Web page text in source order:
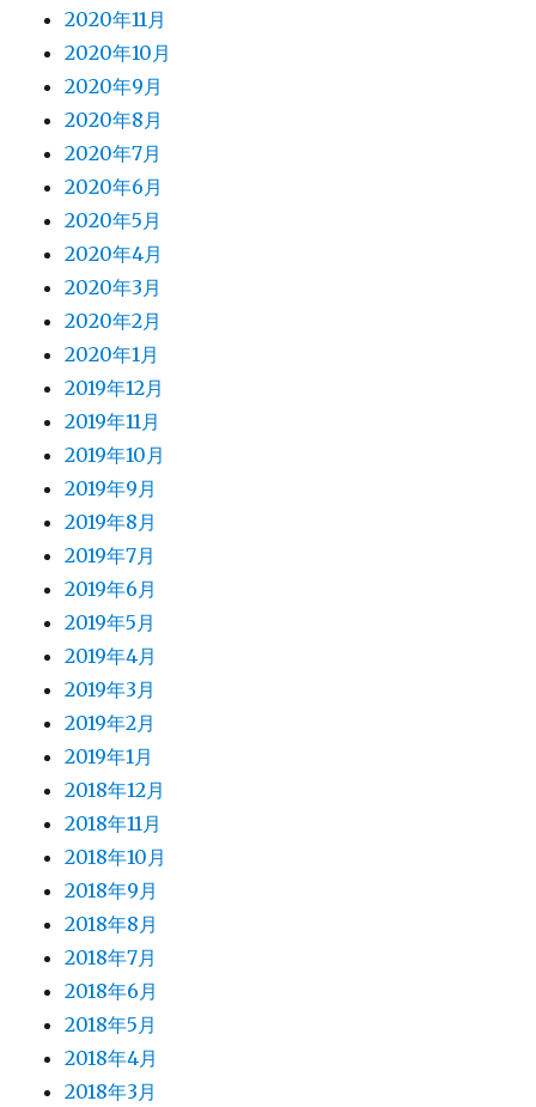
2020年11月
2020年10月
2020年9月
2020年8月
2020年7月
2020年6月
2020年5月
2020年4月
2020年3月
2020年2月
2020年1月
2019年12月
2019年11月
2019年10月
2019年9月
2019年8月
2019年7月
2019年6月
2019年5月
2019年4月
2019年3月
2019年2月
2019年1月
2018年12月
2018年11月
2018年10月
2018年9月
2018年8月
2018年7月
2018年6月
2018年5月
2018年4月
2018年3月